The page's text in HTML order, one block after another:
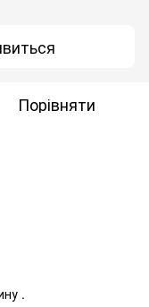
Порівняти
.